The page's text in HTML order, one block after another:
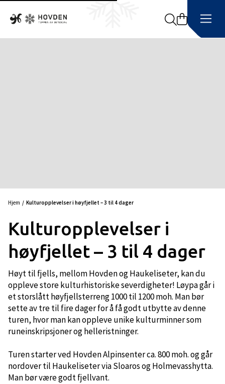
Search
Hjem Kulturopplevelser i høyfjellet – 3 til 4 dager
Kulturopplevelser i
høyfjellet – 3 til 4 dager
Høyt til fjells, mellom Hovden og Haukeliseter, kan du
oppleve store kulturhistoriske severdigheter! Løypa går i
et storslått høyfjellsterreng 1000 til 1200 moh. Man bør
sette av tre til fire dager for å få godt utbytte av denne
turen, hvor man kan oppleve unike kulturminner som
runeinskripsjoner og helleristninger.
Turen starter ved Hovden Alpinsenter ca. 800 moh. og går
nordover til Haukeliseter via Sloaros og Holmevasshytta.
Man bør være godt fjellvant.